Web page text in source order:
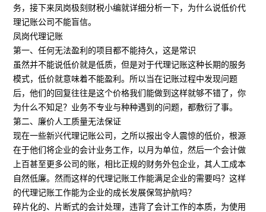
务，接下来凤岗极刻财税小编就详细分析一下，为什么说低价代
理记账公司不能盲信。
凤岗代理记账
第一、任何无法盈利的项目都不能持久，这是常识
虽然并不能说低价就是低质，但是对于代理记账这种长期的服务
模式，低价就意味着不能盈利。所以当在记账过程中发现问题
后，他们的回复往往是这个价格我们能做到这样就够不错了，你
为什么不知足？业务不专业与种种遇到的问题，都敷衍了事。
第二、廉价人工质量无法保证
现在一些新兴代理记账公司，之所以报出令人震惊的低价，根源
在于他们将企业的会计业务工作，以月为单位，然后一个会计做
上百甚至更多公司的账，相比正规的财务外包企业，其人工成本
自然低廉。然而这样的代理记账工作能满足企业的需要吗？这样
的代理记账工作能为企业的成长发展保驾护航吗？
碎片化的、片断式的会计处理，违背了会计工作的本质，为使用